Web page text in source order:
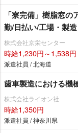
「寮完備」樹脂窓
勤/日払い/工場・製造
株式会社京栄センター
時給1,230円～1,538円
派遣社員 / 北海道
歯車製造における機
株式会社ライオン社
時給1,350円
派遣社員 / 神奈川県